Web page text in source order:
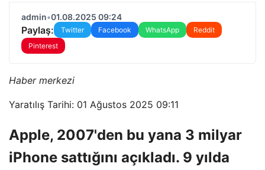
admin•01.08.2025 09:24
Paylaş: Twitter Facebook WhatsApp
Reddit
Pinterest
Haber merkezi
Yaratılış Tarihi: 01 Ağustos 2025 09:11
Apple, 2007'den bu yana 3 milyar
iPhone sattığını açıkladı. 9 yılda